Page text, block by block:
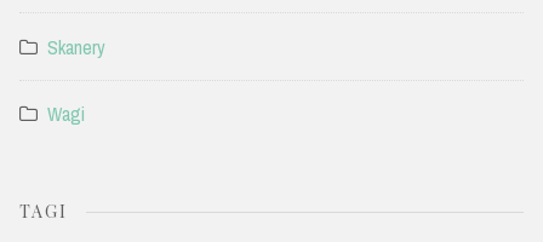
Skanery
Wagi
TAGI